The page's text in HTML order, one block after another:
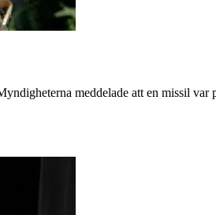
meddelade att en missil